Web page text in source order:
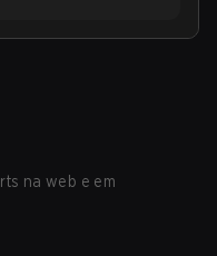
na web e em